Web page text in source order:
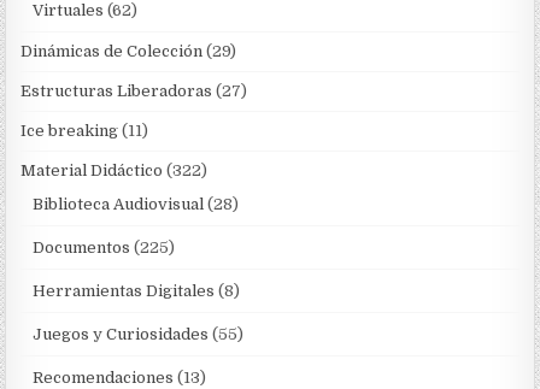
Virtuales (62)
Dinámicas de Colección (29)
Estructuras Liberadoras (27)
Ice breaking (11)
Material Didáctico (322)
Biblioteca Audiovisual (28)
Documentos (225)
Herramientas Digitales (8)
Juegos y Curiosidades (55)
Recomendaciones (13)